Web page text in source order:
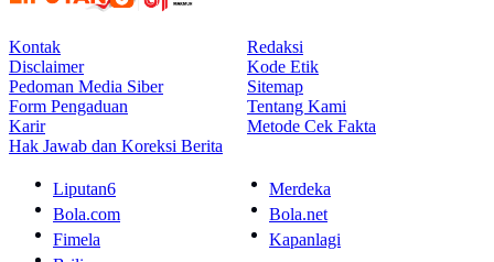
Kontak
Redaksi
Disclaimer
Kode Etik
Pedoman Media Siber
Sitemap
Form Pengaduan
Tentang Kami
Karir
Metode Cek Fakta
Hak Jawab dan Koreksi Berita
Liputan6
Merdeka
Bola.com
Bola.net
Fimela
Kapanlagi